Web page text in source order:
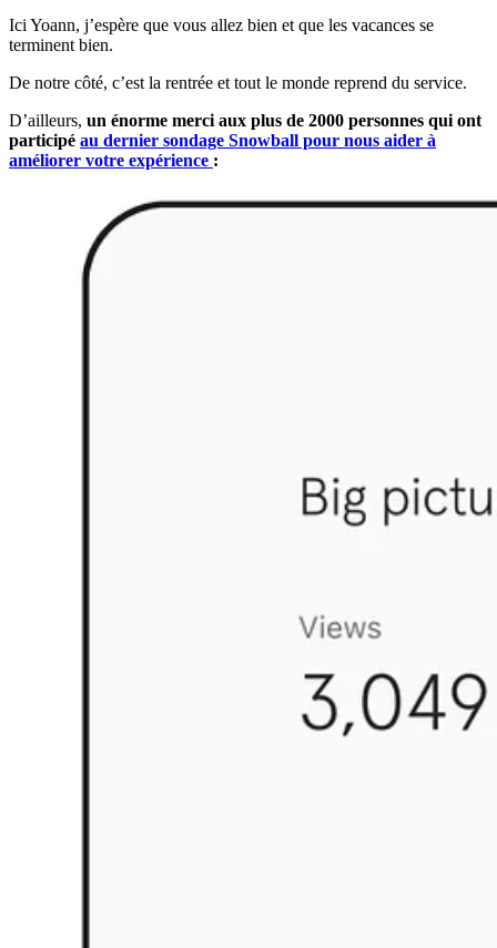
Ici Yoann, j’espère que vous allez bien et que les vacances se
terminent bien.
De notre côté, c’est la rentrée et tout le monde reprend du service.
D’ailleurs, un énorme merci aux plus de 2000 personnes qui ont
participé au dernier sondage Snowball pour nous aider à
améliorer votre expérience :